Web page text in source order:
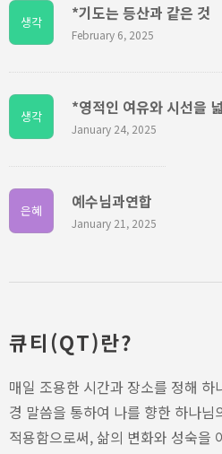
생각 *기도는 등산과 같은 것
February 6, 2025
생각 *영적인 여유와 시선을
January 24, 2025
은혜 예수님과연합
January 21, 2025
큐티(QT)란?
매일 조용한 시간과 장소를 정해
경 말씀을 통하여 나를 향한 하나
적용함으로써, 삶의 변화와 성숙을